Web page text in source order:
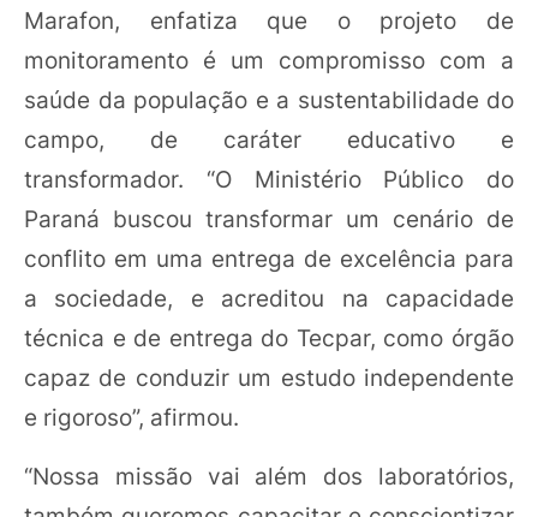
Marafon, enfatiza que o projeto de
monitoramento é um compromisso com a
saúde da população e a sustentabilidade do
campo, de caráter educativo e
transformador. “O Ministério Público do
Paraná buscou transformar um cenário de
conflito em uma entrega de excelência para
a sociedade, e acreditou na capacidade
técnica e de entrega do Tecpar, como órgão
capaz de conduzir um estudo independente
e rigoroso”, afirmou.
“Nossa missão vai além dos laboratórios,